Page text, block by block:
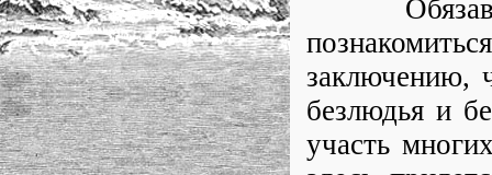
Обязавши
заключению,
безлюдья и
участь